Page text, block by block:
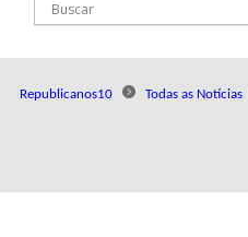
Republicanos10 Todas as Notícias